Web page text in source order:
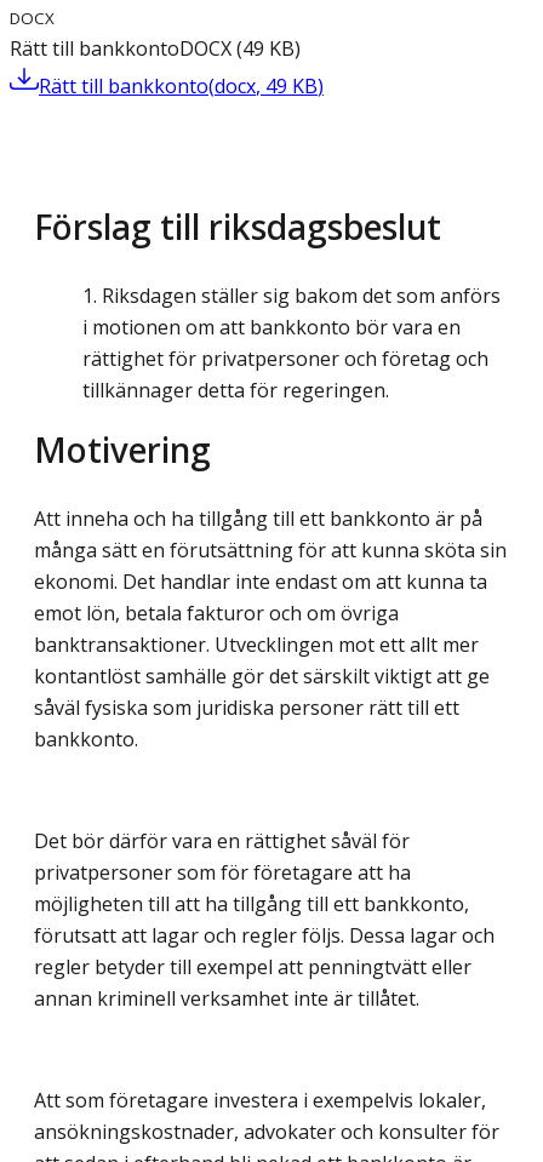
DOCX
Rätt till bankkontoDOCX(49 KB)
Rätt till bankkonto(docx, 49 KB)
Förslag till riksdagsbeslut
Riksdagen ställer sig bakom det som anförs
i motionen om att bankkonto bör vara en
rättighet för privatpersoner och företag och
tillkännager detta för regeringen.
Motivering
Att inneha och ha tillgång till ett bankkonto är på
många sätt en förutsättning för att kunna sköta sin
ekonomi. Det handlar inte endast om att kunna ta
emot lön, betala fakturor och om övriga
banktransaktioner. Utvecklingen mot ett allt mer
kontantlöst samhälle gör det särskilt viktigt att ge
såväl fysiska som juridiska personer rätt till ett
bankkonto.
Det bör därför vara en rättighet såväl för
privatpersoner som för företagare att ha
möjligheten till att ha tillgång till ett bankkonto,
förutsatt att lagar och regler följs. Dessa lagar och
regler betyder till exempel att penningtvätt eller
annan kriminell verksamhet inte är tillåtet.
Att som företagare investera i exempelvis lokaler,
ansökningskostnader, advokater och konsulter för